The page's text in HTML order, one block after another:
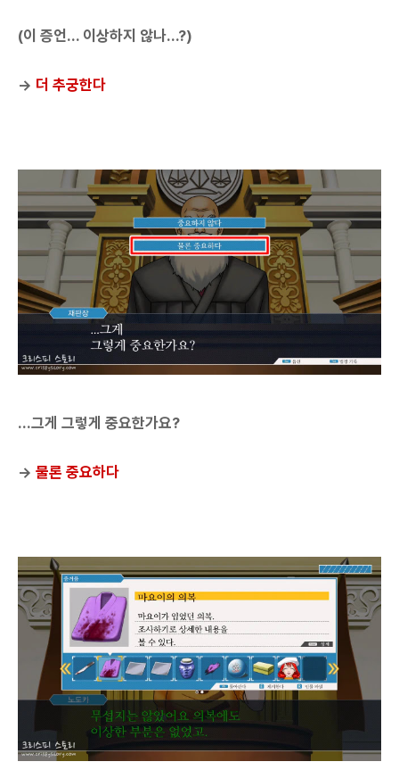
(이 증언... 이상하지 않나...?)
→ 더 추궁한다
...그게 그렇게 중요한가요?
→ 물론 중요하다